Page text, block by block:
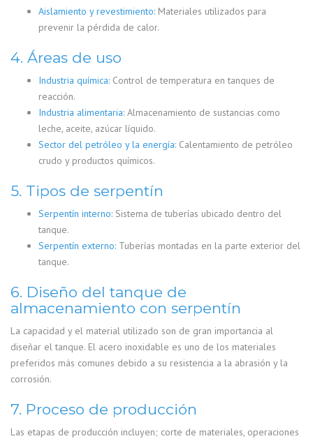
Aislamiento y revestimiento: Materiales utilizados para
prevenir la pérdida de calor.
4. Áreas de uso
Industria química: Control de temperatura en tanques de
reacción.
Industria alimentaria: Almacenamiento de sustancias como
leche, aceite, azúcar líquido.
Sector del petróleo y la energía: Calentamiento de petróleo
crudo y productos químicos.
5. Tipos de serpentín
Serpentín interno: Sistema de tuberías ubicado dentro del
tanque.
Serpentín externo: Tuberías montadas en la parte exterior del
tanque.
6. Diseño del tanque de
almacenamiento con serpentín
La capacidad y el material utilizado son de gran importancia al
diseñar el tanque. El acero inoxidable es uno de los materiales
preferidos más comunes debido a su resistencia a la abrasión y la
corrosión.
7. Proceso de producción
Las etapas de producción incluyen; corte de materiales, operaciones